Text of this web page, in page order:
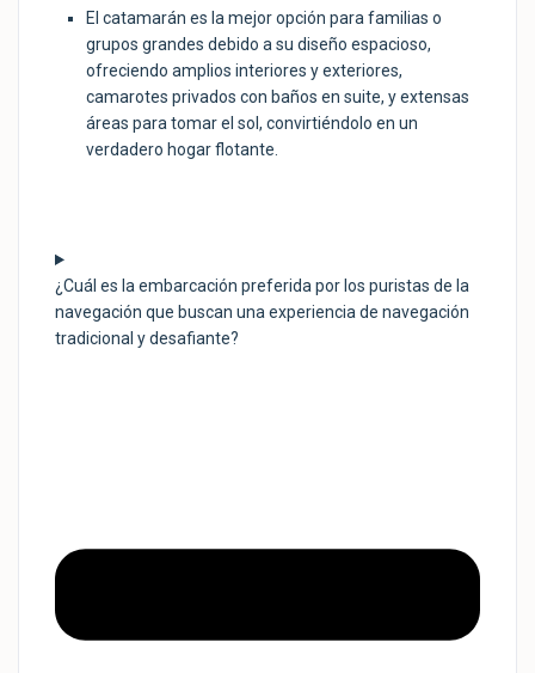
El catamarán es la mejor opción para familias o
grupos grandes debido a su diseño espacioso,
ofreciendo amplios interiores y exteriores,
camarotes privados con baños en suite, y extensas
áreas para tomar el sol, convirtiéndolo en un
verdadero hogar flotante.
¿Cuál es la embarcación preferida por los puristas de la
navegación que buscan una experiencia de navegación
tradicional y desafiante?